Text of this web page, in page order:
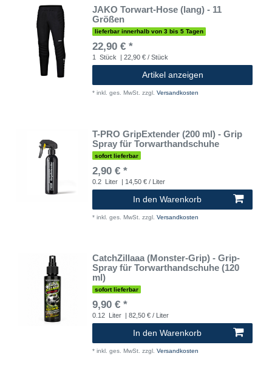
JAKO Torwart-Hose (lang) - 11
Größen
lieferbar innerhalb von 3 bis 5 Tagen
22,90 € *
1 Stück | 22,90 € / Stück
Artikel anzeigen
* inkl. ges. MwSt. zzgl. Versandkosten
T-PRO GripExtender (200 ml) - Grip
Spray für Torwarthandschuhe
sofort lieferbar
2,90 € *
0.2 Liter | 14,50 € / Liter
In den Warenkorb
* inkl. ges. MwSt. zzgl. Versandkosten
CatchZillaaa (Monster-Grip) - Grip-
Spray für Torwarthandschuhe (120
ml)
sofort lieferbar
9,90 € *
0.12 Liter | 82,50 € / Liter
In den Warenkorb
* inkl. ges. MwSt. zzgl. Versandkosten